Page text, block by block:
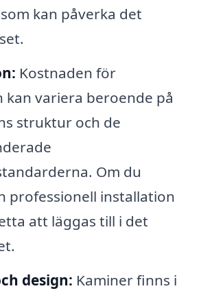
kan påverka det
Kostnaden för
kan variera beroende på
struktur och de
Om du
professionell installation
att läggas till i det
design: Kaminer finns i